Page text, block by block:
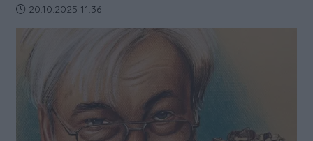
Data dodania artykułu:
20.10.2025 11:36